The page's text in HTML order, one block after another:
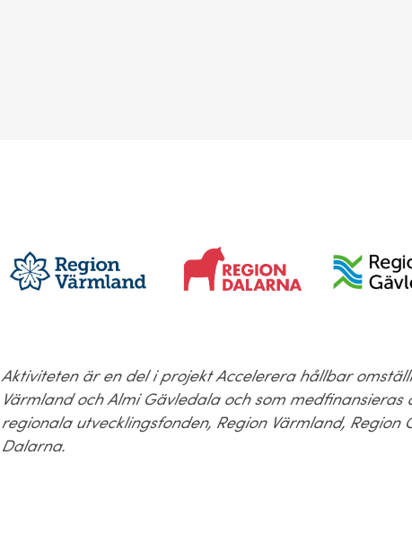
Aktiviteten är en del i projekt Accelerera hållbar
Värmland och Almi Gävledala och som medfinansieras
regionala utvecklingsfonden, Region Värmland, Region
Dalarna.